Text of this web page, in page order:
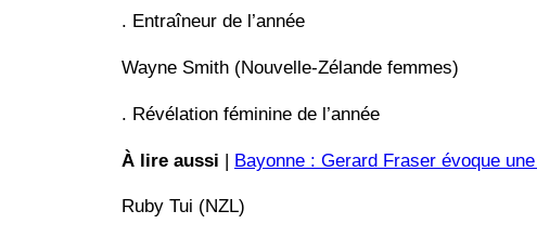
. Entraîneur de l’année
Wayne Smith (Nouvelle-Zélande femmes)
. Révélation féminine de l’année
À lire aussi | Bayonne : Gerard Fraser évoque
Ruby Tui (NZL)